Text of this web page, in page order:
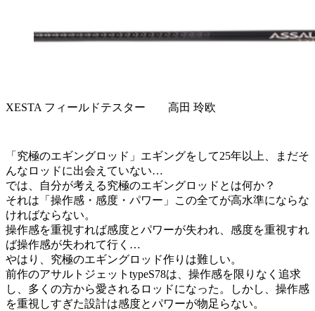
XESTA フィールドテスター 高田 玲欧
「究極のエギングロッド」エギングをして25年以上、まだそ
んなロッドに出会えていない…
では、自分が考える究極のエギングロッドとは何か？
それは「操作感・感度・パワー」この全てが高水準にならな
ければならない。
操作感を重視すれば感度とパワーが失われ、感度を重視すれ
ば操作感が失われて行く…
やはり、究極のエギングロッド作りは難しい。
前作のアサルトジェットtypeS78は、操作感を限りなく追求
し、多くの方から愛されるロッドになった。しかし、操作感
を重視しすぎた設計は感度とパワーが物足らない。